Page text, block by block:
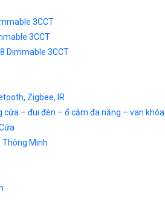
3CCT
3CCT
Dimmable 3CCT
Zigbee, IR
cửa – đui đèn – ổ cắm đa năng – van khóa
Thông Minh